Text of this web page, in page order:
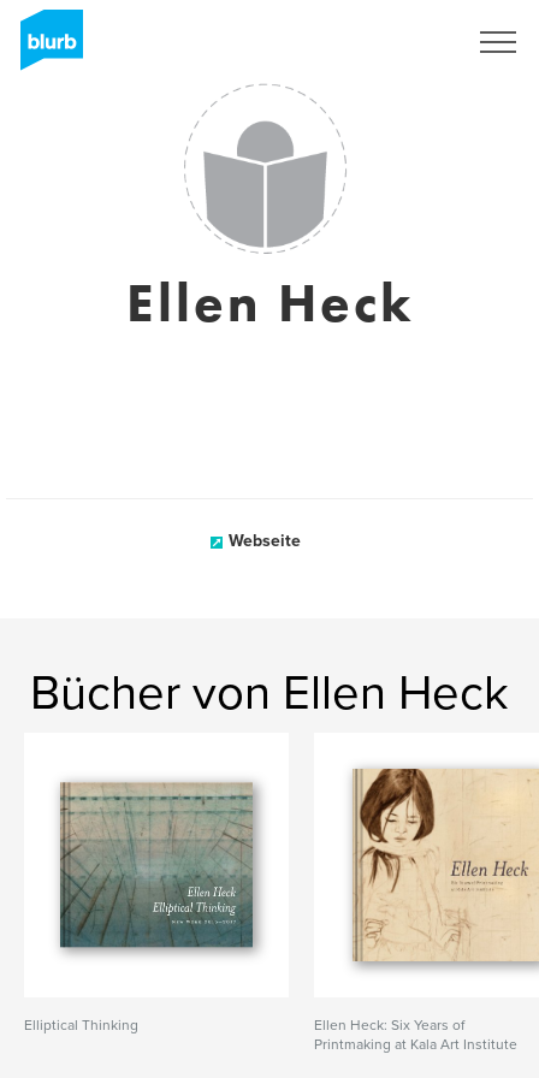
Ellen Heck
Webseite
Bücher von Ellen Heck
Elliptical Thinking
Ellen Heck: Six Years of
Printmaking at Kala Art Institute